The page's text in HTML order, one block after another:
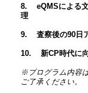
8. eQMSによる文
理
9. 査察後の90日
10. 新CP時代に向
※プログラム内容
ご了承ください。